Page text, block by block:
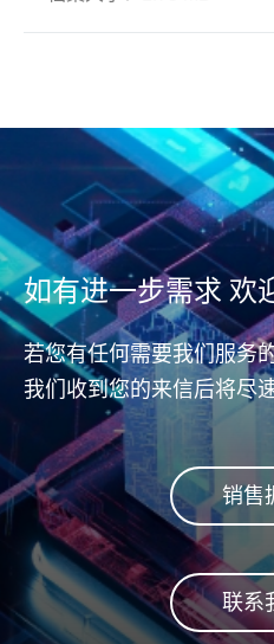
Apacer
保资料可靠度。
如有进一步需求 欢
若您有任何需要我们服务
我们收到您的来信后将尽
销售
联系